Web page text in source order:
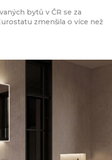
bytů v ČR se za
zmenšila o více než